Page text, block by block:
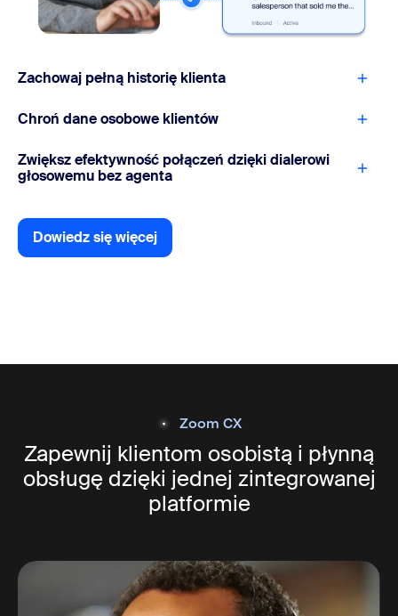
Zachowaj pełną historię klienta
Chroń dane osobowe klientów
Zwiększ efektywność połączeń dzięki dialerowi
głosowemu bez agenta
Dowiedz się więcej
Dowiedz się więcej
Zoom CX
Zapewnij klientom osobistą i płynną
obsługędzięki jednej zintegrowanej
platformie